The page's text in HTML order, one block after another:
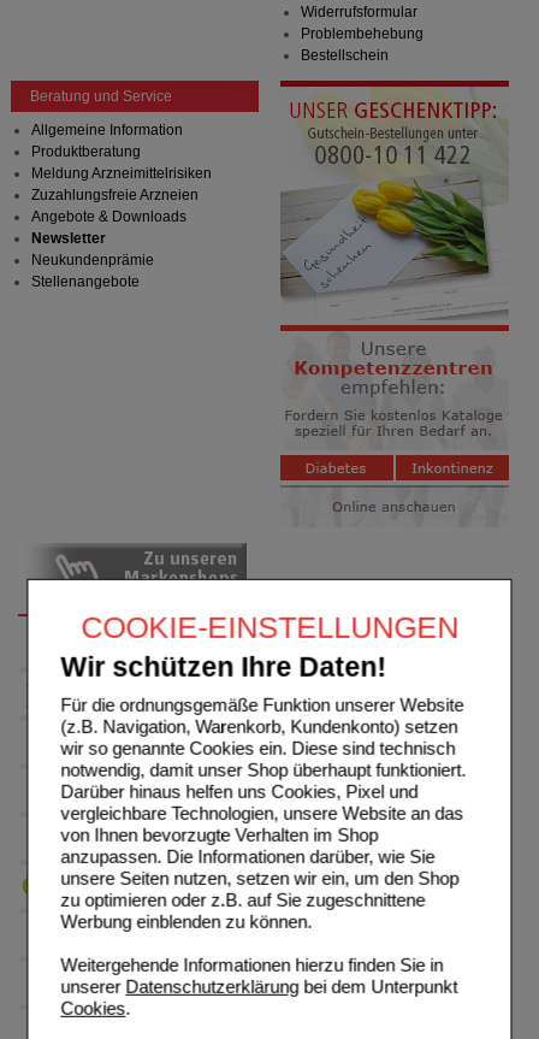
COOKIE-EINSTELLUNGEN
Wir schützen Ihre Daten!
Für die ordnungsgemäße Funktion unserer Website
(z.B. Navigation, Warenkorb, Kundenkonto) setzen
wir so genannte Cookies ein. Diese sind technisch
notwendig, damit unser Shop überhaupt funktioniert.
Darüber hinaus helfen uns Cookies, Pixel und
vergleichbare Technologien, unsere Website an das
von Ihnen bevorzugte Verhalten im Shop
anzupassen. Die Informationen darüber, wie Sie
unsere Seiten nutzen, setzen wir ein, um den Shop
zu optimieren oder z.B. auf Sie zugeschnittene
Werbung einblenden zu können.
Weitergehende Informationen hierzu finden Sie in
unserer Datenschutzerklärungbei dem Unterpunkt
Cookies.
Widerrufsformular
Problembehebung
Bestellschein
Beratung und Service
Allgemeine Information
Produktberatung
Meldung Arzneimittelrisiken
Zuzahlungsfreie Arzneien
Angebote & Downloads
Newsletter
Neukundenprämie
Stellenangebote